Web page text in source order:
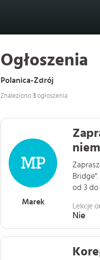
Ogłoszenia
Polanica-Zdrój
Znaleziono 3 ogłoszenia
Marek
od 3 do
Lekcje
Nie